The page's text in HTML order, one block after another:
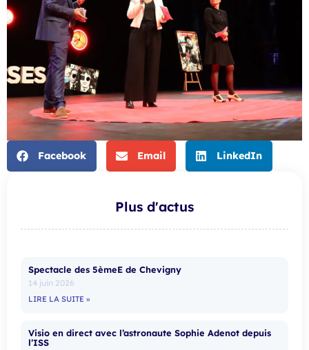
Facebook Email LinkedIn
Plus d'actus
Spectacle des 5èmeE de Chevigny
14 juin 2026
LIRE LA SUITE »
Visio en direct avec l’astronaute Sophie Adenot depuis
l’ISS